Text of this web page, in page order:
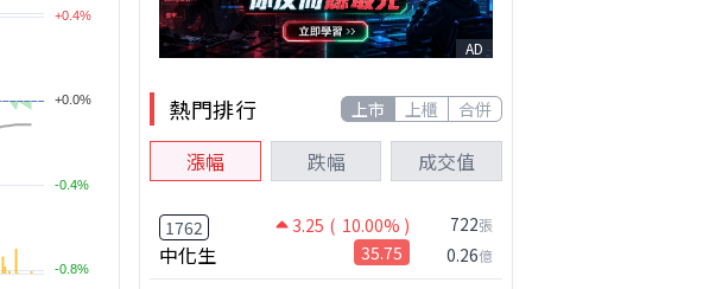
AD
熱門排行 上市 上櫃 合併
漲幅 跌幅 成交值
1762 3.25 ( 10.00% )
中化生 35.75
722張
0.26億